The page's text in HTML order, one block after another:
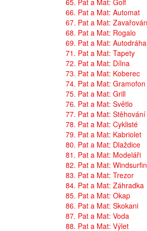
65. Pat a Mat: Golf
66. Pat a Mat: Automat
67. Pat a Mat:
68. Pat a Mat: Rogalo
69. Pat a Mat: Autodráha
71. Pat a Mat: Tapety
72. Pat a Mat: Dílna
73. Pat a Mat: Koberec
74. Pat a Mat: Gramofon
75. Pat a Mat: Grill
76. Pat a Mat: Světlo
77. Pat a Mat: Stěhování
78. Pat a Mat: Cyklisté
79. Pat a Mat: Kabriolet
80. Pat a Mat: Dlaždice
81. Pat a Mat: Modeláři
82. Pat a Mat:
83. Pat a Mat: Trezor
84. Pat a Mat: Záhradka
85. Pat a Mat: Okap
86. Pat a Mat: Skokani
87. Pat a Mat: Voda
88. Pat a Mat: Výlet